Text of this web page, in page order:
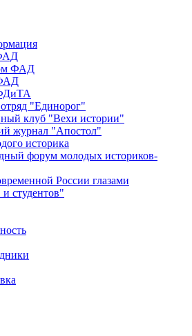
ФАД
"Единорог"
клуб "Вехи истории"
журнал "Апостол"
историка
форум молодых историков-
России глазами
студентов"